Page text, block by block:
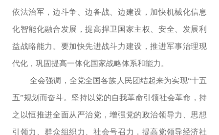
依法治军，边斗争、边备战、边建设，加快机械化信息
化智能化融合发展，提高捍卫国家主权、安全、发展利
益战略能力。要加快先进战斗力建设，推进军事治理现
代化，巩固提高一体化国家战略体系和能力。
全会强调，全党全国各族人民团结起来为实现“十五
五”规划而奋斗。坚持以党的自我革命引领社会革命，持
之以恒推进全面从严治党，增强党的政治领导力、思想
引领力、群众组织力、社会号召力，提高党领导经济社